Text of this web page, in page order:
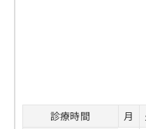
診療時間 月